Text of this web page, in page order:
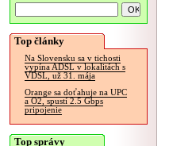
Top články
Na Slovensku sa v tichosti
vypína ADSL v lokalitách s
VDSL, už 31. mája
Orange sa doťahuje na UPC
a O2, spustí 2.5 Gbps
pripojenie
Top správy